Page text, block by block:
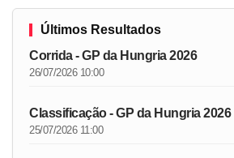
Últimos Resultados
Corrida - GP da Hungria 2026
26/07/2026 10:00
Classificação - GP da Hungria 2026
25/07/2026 11:00